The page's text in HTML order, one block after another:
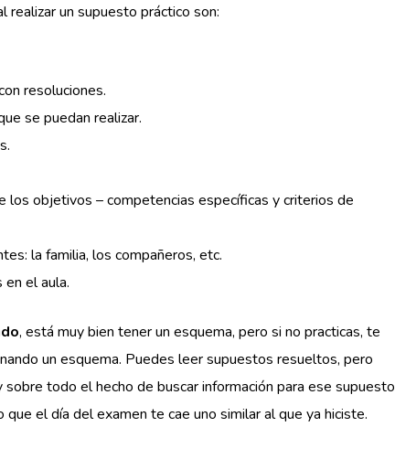
realizar un supuesto práctico son:
resoluciones.
se puedan realizar.
los objetivos – competencias específicas y criterios de
la familia, los compañeros, etc.
el aula.
, está muy bien tener un esquema, pero si no practicas, te
un esquema. Puedes leer supuestos resueltos, pero
todo el hecho de buscar información para ese supuesto
el día del examen te cae uno similar al que ya hiciste.